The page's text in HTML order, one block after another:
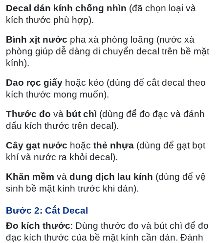
Decal dán kính chống nhìn (đã chọn loại và
kích thước phù hợp).
Bình xịt nước pha xà phòng loãng (nước xà
phòng giúp dễ dàng di chuyển decal trên bề mặt
kính).
Dao rọc giấy hoặc kéo (dùng để cắt decal theo
kích thước mong muốn).
Thước đo và bút chì (dùng để đo đạc và đánh
dấu kích thước trên decal).
Cây gạt nước hoặc thẻ nhựa (dùng để gạt bọt
khí và nước ra khỏi decal).
Khăn mềm và dung dịch lau kính (dùng để vệ
sinh bề mặt kính trước khi dán).
Bước 2: Cắt Decal
Đo kích thước: Dùng thước đo và bút chì để đo
đạc kích thước của bề mặt kính cần dán. Đánh